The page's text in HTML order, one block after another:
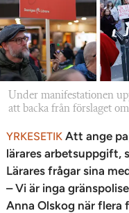
Under manifestationen
att backa från förslaget
YRKESETIK Att ange
lärares arbetsuppgift,
Lärares frågar sina
– Vi är inga
Anna Olskog när flera